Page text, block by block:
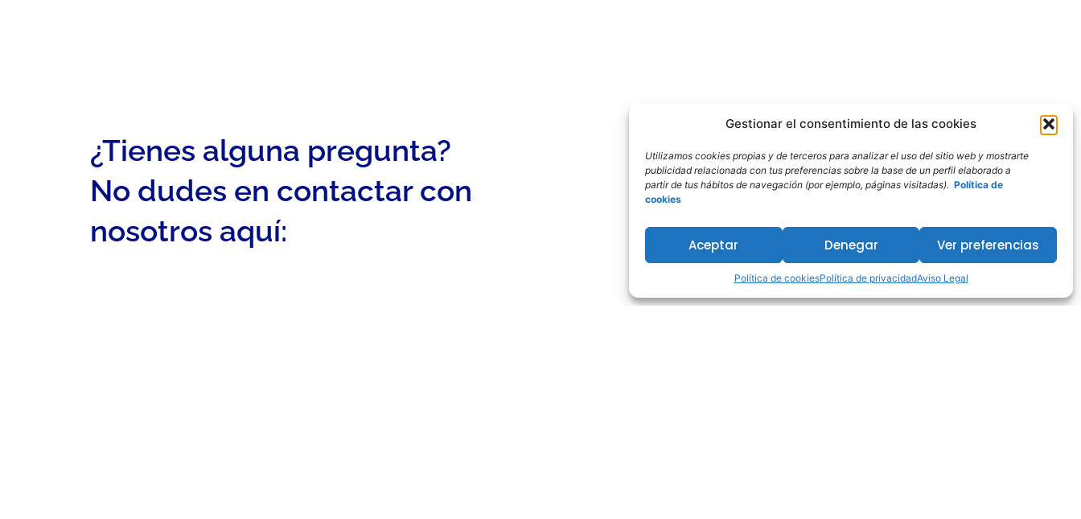
Gestionar el consentimiento de las cookies
Utilizamos cookies propias y de terceros para analizar el uso del sitio web y mostrarte
publicidad relacionada con tus preferencias sobre la base de un perfil elaborado a
partir de tus hábitos de navegación (por ejemplo, páginas visitadas). Política de
cookies
Aceptar Denegar Ver preferencias
Política de cookiesPolítica de privacidadAviso Legal
¿Tienes alguna pregunta?
No dudes en contactar con
nosotros aquí: